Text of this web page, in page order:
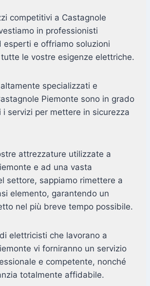
competitivi a Castagnole
in professionisti
esperti e offriamo soluzioni
le vostre esigenze elettriche.
specializzati e
Piemonte sono in grado
servizi per mettere in sicurezza
attrezzature utilizzate a
e ad una vasta
settore, sappiamo rimettere a
elemento, garantendo un
nel più breve tempo possibile.
elettricisti che lavorano a
vi forniranno un servizio
e competente, nonché
totalmente affidabile.